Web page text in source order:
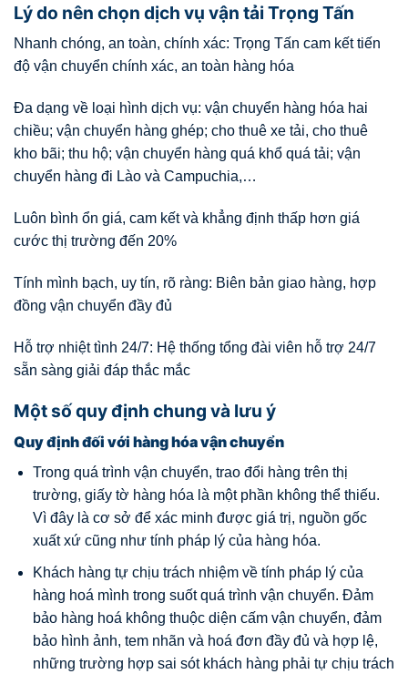
Lý do nên chọn dịch vụ vận tải Trọng Tấn
Nhanh chóng, an toàn, chính xác: Trọng Tấn cam kết tiến
độ vận chuyển chính xác, an toàn hàng hóa
Đa dạng về loại hình dịch vụ: vận chuyển hàng hóa hai
chiều; vận chuyển hàng ghép; cho thuê xe tải, cho thuê
kho bãi; thu hộ; vận chuyển hàng quá khổ quá tải; vận
chuyển hàng đi Lào và Campuchia,…
Luôn bình ổn giá, cam kết và khẳng định thấp hơn giá
cước thị trường đến 20%
Tính mình bạch, uy tín, rõ ràng: Biên bản giao hàng, hợp
đồng vận chuyển đầy đủ
Hỗ trợ nhiệt tình 24/7: Hệ thống tổng đài viên hỗ trợ 24/7
sẵn sàng giải đáp thắc mắc
Một số quy định chung và lưu ý
Quy định đối với hàng hóa vận chuyển
Trong quá trình vận chuyển, trao đổi hàng trên thị
trường, giấy tờ hàng hóa là một phần không thể thiếu.
Vì đây là cơ sở để xác minh được giá trị, nguồn gốc
xuất xứ cũng như tính pháp lý của hàng hóa.
Khách hàng tự chịu trách nhiệm về tính pháp lý của
hàng hoá mình trong suốt quá trình vận chuyển. Đảm
bảo hàng hoá không thuộc diện cấm vận chuyển, đảm
bảo hình ảnh, tem nhãn và hoá đơn đầy đủ và hợp lệ,
những trường hợp sai sót khách hàng phải tự chịu trách